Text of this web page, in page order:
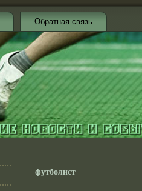
Обратная связь
футболист